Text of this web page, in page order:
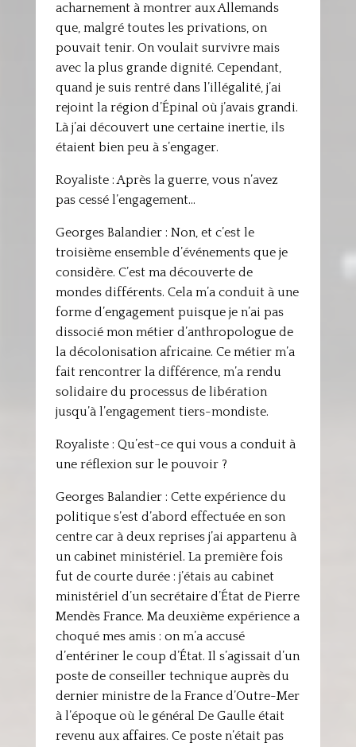
acharnement à montrer aux Allemands
que, malgré toutes les privations, on
pouvait tenir. On voulait survivre mais
avec la plus grande dignité. Cependant,
quand je suis rentré dans l’illégalité, j’ai
rejoint la région d’Épinal où j’avais grandi.
Là j’ai découvert une certaine inertie, ils
étaient bien peu à s’engager.
Royaliste : Après la guerre, vous n’avez
pas cessé l’engagement…
Georges Balandier : Non, et c’est le
troisième ensemble d’événements que je
considère. C’est ma découverte de
mondes différents. Cela m’a conduit à une
forme d’engagement puisque je n’ai pas
dissocié mon métier d’anthropologue de
la décolonisation africaine. Ce métier m’a
fait rencontrer la différence, m’a rendu
solidaire du processus de libération
jusqu’à l’engagement tiers-mondiste.
Royaliste : Qu’est-ce qui vous a conduit à
une réflexion sur le pouvoir ?
Georges Balandier : Cette expérience du
politique s’est d’abord effectuée en son
centre car à deux reprises j’ai appartenu à
un cabinet ministériel. La première fois
fut de courte durée : j’étais au cabinet
ministériel d’un secrétaire d’État de Pierre
Mendès France. Ma deuxième expérience a
choqué mes amis : on m’a accusé
d’entériner le coup d’État. Il s’agissait d’un
poste de conseiller technique auprès du
dernier ministre de la France d’Outre-Mer
à l’époque où le général De Gaulle était
revenu aux affaires. Ce poste n’était pas